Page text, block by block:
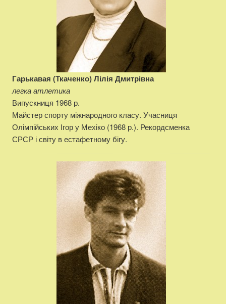
Гарькавая (Ткаченко) Лілія Дмитрівна
легка атлетика
Випускниця 1968 р.
Майстер спорту міжнародного класу. Учасниця
Олімпійських Ігор у Мехіко (1968 р.). Рекордсменка
СРСР і світу в естафетному бігу.